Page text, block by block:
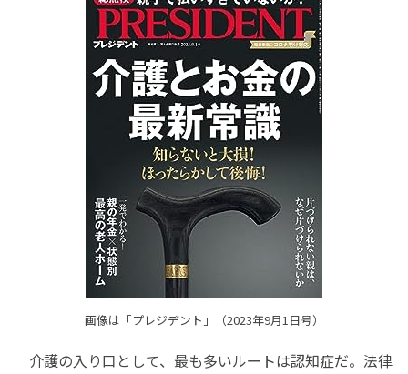
画像は「プレジデント」（2023年9月1日号）
介護の入り口として、最も多いルートは認知症だ。法律